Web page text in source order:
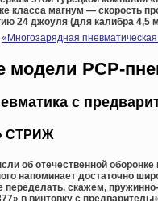
класса магнум — скорость
24 джоуля (для калибра 4,5
«Многозарядная
модели PCP-
с
СТРИЖ
об отечественной оборонке
напоминает достаточно
переделать, скажем,